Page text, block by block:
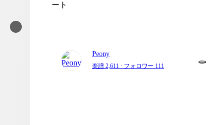
ート
Peony
楽譜 2,611 · フォロワー 111